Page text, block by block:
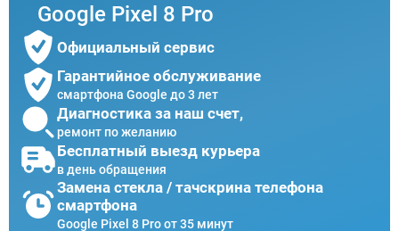
Google Pixel 8 Pro
Официальный сервис
Гарантийное обслуживание
смартфона Google до 3 лет
Диагностика за наш счет,
ремонт по желанию
Бесплатный выезд курьера
в день обращения
Замена стекла / тачскрина телефона
смартфона
Google Pixel 8 Pro от 35 минут